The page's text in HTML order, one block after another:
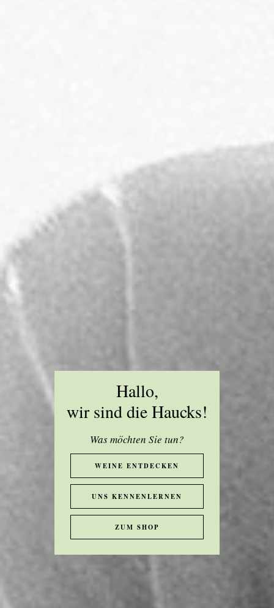
Hallo,
wir sind die Haucks!
Was möchten Sie tun?
WEINE ENTDECKEN
UNS KENNENLERNEN
ZUM SHOP